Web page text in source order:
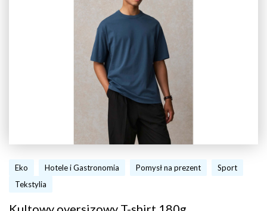
Eko Hotele i Gastronomia Pomysł na prezent
Sport
Tekstylia